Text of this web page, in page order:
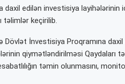
edilən investisiya layihələrinin
təlimlər keçirilib.
Dövlət İnvestisiya Proqramına daxil
qiymətləndirilməsi Qaydaları
təmin olunmasını,